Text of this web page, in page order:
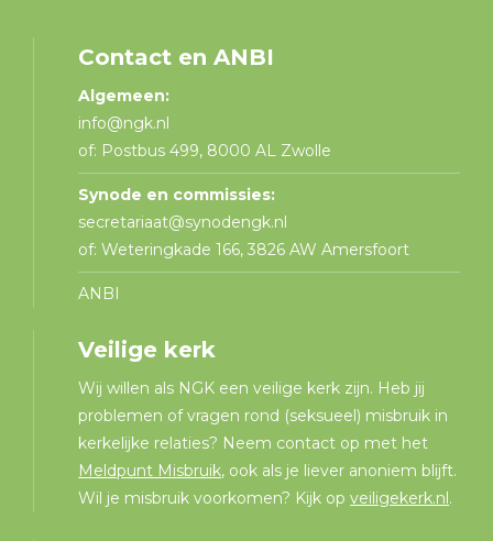
Contact en ANBI
Algemeen:
info@ngk.nl
of: Postbus 499, 8000 AL Zwolle
Synode en commissies:
secretariaat@synodengk.nl
of: Weteringkade 166, 3826 AW Amersfoort
ANBI
Veilige kerk
Wij willen als NGK een veilige kerk zijn. Heb jij
problemen of vragen rond (seksueel) misbruik in
kerkelijke relaties? Neem contact op met het
Meldpunt Misbruik, ook als je liever anoniem blijft.
Wil je misbruik voorkomen? Kijk opveiligekerk.nl.